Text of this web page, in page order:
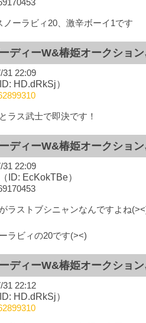
ノーラビィ20、激辛ボーイ1です
ディーW&椿姫オークション
31 22:09
ID: HD.dRkSj）
ラス武士で即決です！
ディーW&椿姫オークション
31 22:09
（ID: EcKokTBe）
ラストブシニャンなんですよね
ラビィの20です(><)
ディーW&椿姫オークション
31 22:12
ID: HD.dRkSj）